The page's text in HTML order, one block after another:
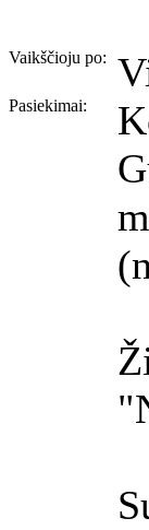
Vaikščioju po:
Pasiekimai: